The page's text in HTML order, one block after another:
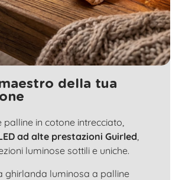
della tua
palline in cotone intrecciato,
ad alte prestazioni Guirled
luminose sottili e uniche.
ghirlanda luminosa a palline